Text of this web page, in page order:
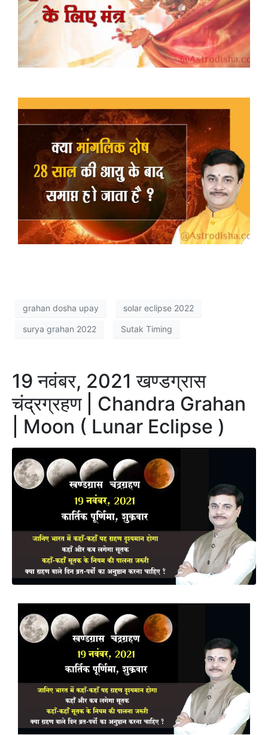
grahan dosha upay solar eclipse 2022
surya grahan 2022 Sutak Timing
19 नवंबर, 2021 खण्डग्रास
चंद्रग्रहण | Chandra Grahan
| Moon ( Lunar Eclipse )